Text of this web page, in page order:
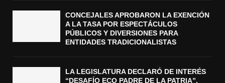
CONCEJALES APROBARON LA EXENCIÓN
A LA TASA POR ESPECTÁCULOS
PÚBLICOS Y DIVERSIONES PARA
ENTIDADES TRADICIONALISTAS
LA LEGISLATURA DECLARÓ DE INTERÉS
“DESAFÍO ECO PADRE DE LA PATRIA”,